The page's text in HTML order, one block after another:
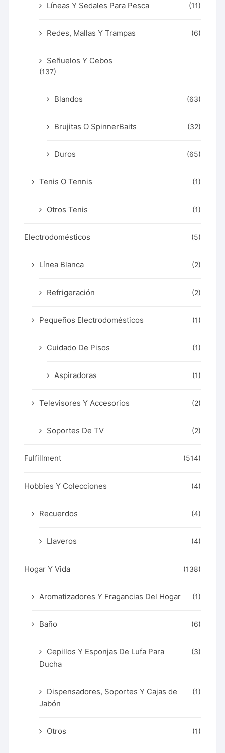
Líneas Y Sedales Para Pesca (11)
Redes, Mallas Y Trampas (6)
Señuelos Y Cebos
(137)
Blandos (63)
Brujitas O SpinnerBaits (32)
Duros (65)
Tenis O Tennis (1)
Otros Tenis (1)
Electrodomésticos (5)
Línea Blanca (2)
Refrigeración (2)
Pequeños Electrodomésticos (1)
Cuidado De Pisos (1)
Aspiradoras (1)
Televisores Y Accesorios (2)
Soportes De TV (2)
Fulfillment (514)
Hobbies Y Colecciones (4)
Recuerdos (4)
Llaveros (4)
Hogar Y Vida (138)
Aromatizadores Y Fragancias Del Hogar (1)
Baño (6)
Cepillos Y Esponjas De Lufa Para
Ducha
(3)
Dispensadores, Soportes Y Cajas de
Jabón
(1)
Otros (1)